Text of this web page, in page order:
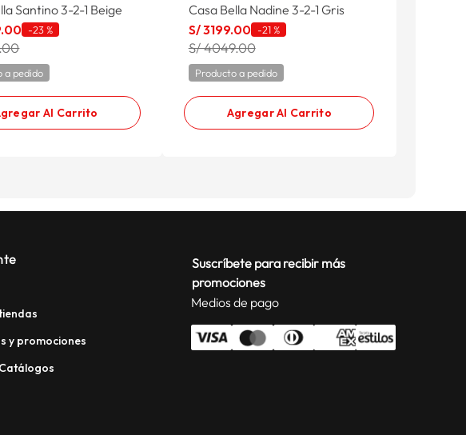
Santino 3-2-1 Beige
.00 -23 %
a pedido
Al Carrito
Casa Bella Nadine 3-2-1 Gris
S/3199.00 -21 %
S/ 4049.00
Producto a pedido
Agregar Al Carrito
y promociones
Suscríbete para recibir más
promociones
Medios de pago